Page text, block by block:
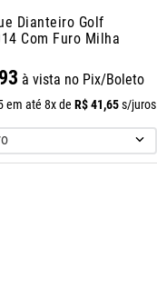
Dianteiro Golf
Com Furo Milha
93 à vista no Pix/Boleto
em até 8x de R$41,65s/juros